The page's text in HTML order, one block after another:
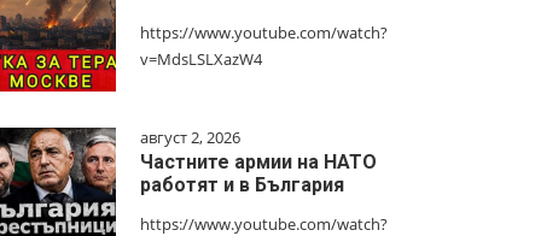
https://www.youtube.com/watch?
v=MdsLSLXazW4
август 2, 2026
Частните армии на НАТО
работят и в България
https://www.youtube.com/watch?